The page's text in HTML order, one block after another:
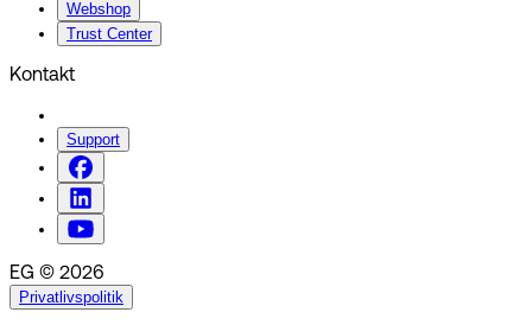
Webshop
Trust Center
Kontakt
Support
EG © 2026
Privatlivspolitik